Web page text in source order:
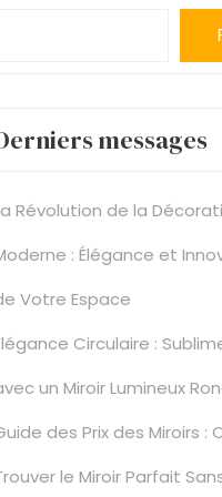
messages
Révolution de la
: Élégance et
Votre Espace
Circulaire :
un Miroir Lumineux
des Prix des Miroirs :
le Miroir Parfait